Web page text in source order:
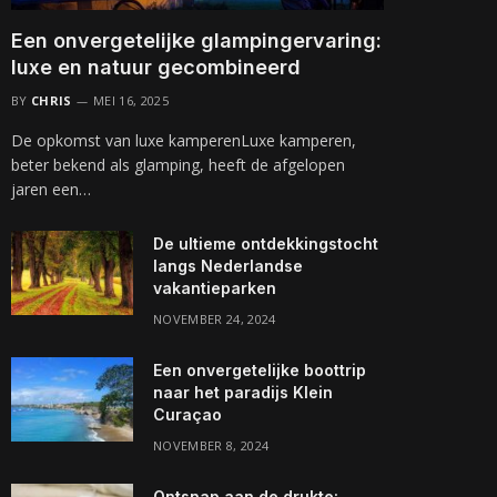
Een onvergetelijke glampingervaring:
luxe en natuur gecombineerd
BY CHRIS MEI 16, 2025
De opkomst van luxe kamperenLuxe kamperen,
beter bekend als glamping, heeft de afgelopen
jaren een…
De ultieme ontdekkingstocht
langs Nederlandse
vakantieparken
NOVEMBER 24, 2024
Een onvergetelijke boottrip
naar het paradijs Klein
Curaçao
NOVEMBER 8, 2024